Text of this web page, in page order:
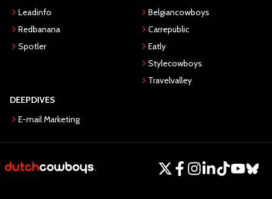
Leadinfo
Redbanana
Spotler
Belgiancowboys
Carrepublic
Eatly
Stylecowboys
Travelvalley
DEEPDIVES
E-mail Marketing